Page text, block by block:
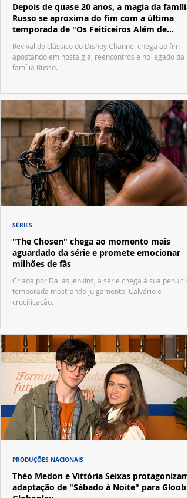
Depois de quase 20 anos, a magia da família
Russo se aproxima do fim com a última
temporada de "Os Feiticeiros Além de
Waverly Place"
Revival do clássico do Disney Channel chega ao fim
apostando em nostalgia, reencontros e no legado da
família Russo.
"The Chosen" chega ao momento mais
aguardado da série e promete emocionar
milhões de fãs
Criada por Dallas Jenkins, a série chega à sua
temporada mostrando julgamento, Calvário e
crucificação.
SÉRIES
Théo Medon e Vittória Seixas protagonizam
adaptação de "Sábado à Noite" para Gloob e
PRODUÇÕES NACIONAIS